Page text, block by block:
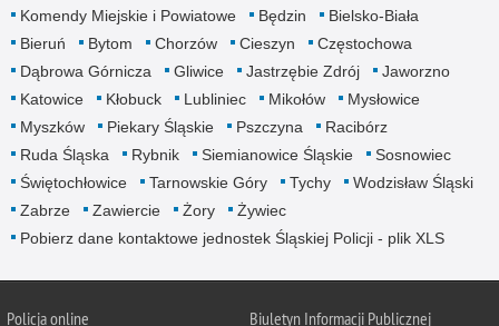
Komendy Miejskie i Powiatowe Będzin
Bielsko-Biała
Bieruń
Bytom Chorzów Cieszyn
Częstochowa
Dąbrowa Górnicza
Gliwice Jastrzębie Zdrój
Jaworzno
Katowice
Kłobuck Lubliniec Mikołów
Mysłowice
Myszków
Piekary Śląskie Pszczyna
Racibórz
Ruda Śląska
Rybnik Siemianowice Śląskie
Sosnowiec
Świętochłowice
Tarnowskie Góry Tychy
Wodzisław Śląski
Zabrze
Zawiercie Żory
Żywiec
Pobierz dane kontaktowe jednostek Śląskiej Policji - plik XLS
Policja online Biuletyn Informacji Publicznej